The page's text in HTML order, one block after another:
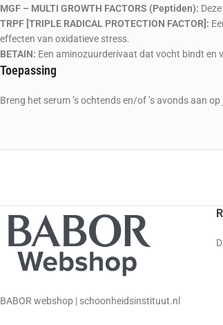
MGF – MULTI GROWTH FACTORS (Peptiden):
TRPF [TRIPLE RADICAL PROTECTION FACTOR]:
effecten van oxidatieve stress.
BETAIN: Een aminozuurderivaat dat vocht bindt en
Toepassing
Breng het serum ’s ochtends en/of ’s avonds aan
BABOR webshop | schoonheidsinstituut.nl